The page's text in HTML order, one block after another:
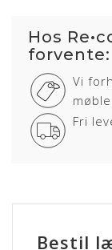
Hos
forvente:
Vi
Fri
Bestil